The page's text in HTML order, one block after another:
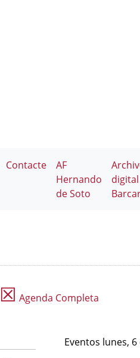
Contacte
AF
Hernando
de Soto
digital
☒ Agenda Completa
Eventos lunes,